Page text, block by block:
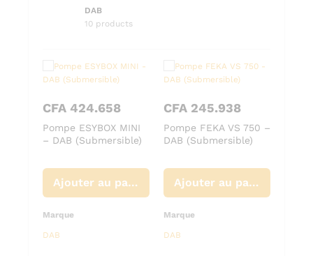
DAB
10 products
CFA 424.658
Pompe ESYBOX MINI
– DAB (Submersible)
Ajouter au panier
Marque
DAB
CFA 245.938
Pompe FEKA VS 750 –
DAB (Submersible)
Ajouter au panier
Marque
DAB